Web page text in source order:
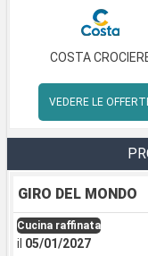
COSTA
VEDERE LE
GIRO DEL MONDO
il 05/01/2027
Cucina raffinata